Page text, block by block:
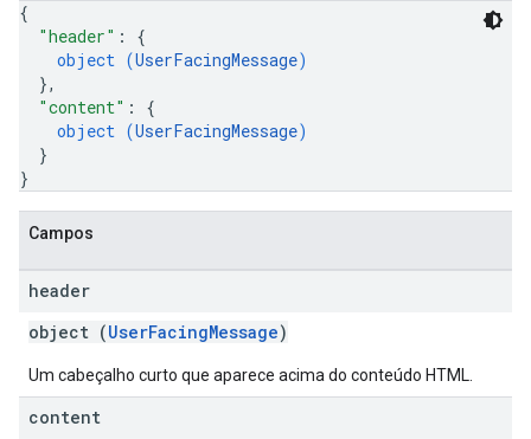
{
"header" : {
object (UserFacingMessage)
},
"content" : {
object (UserFacingMessage)
}
}
Campos
header
object (UserFacingMessage)
Um cabeçalho curto que aparece acima do conteúdo HTML.
content